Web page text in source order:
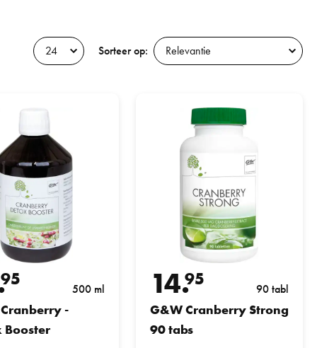
Sorteer op:
95 500 ml
-
Booster
14.95 90 tabl
G&W Cranberry Strong
90 tabs